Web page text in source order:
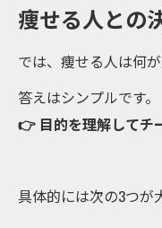
痩せる人との
では、痩せる人は何
答えはシンプルです。
👉 目的を理解してチ
具体的には次の3つが